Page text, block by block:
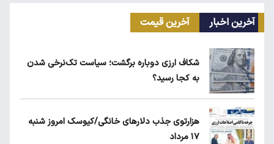
بلاگرهای پردرآمد مشمول مالیات هستند
آخرین اخبار آخرین قیمت
شکاف ارزی دوباره برگشت؛ سیاست تک‌نرخی شدن
به کجا رسید؟
هزارتوی جذب دلارهای خانگی/کیوسک امروز شنبه
۱۷ مرداد